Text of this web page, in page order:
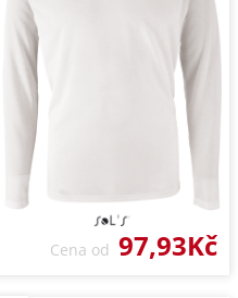
Cena od 97,93Kč